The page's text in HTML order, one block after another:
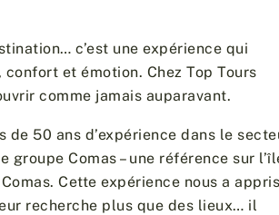
c’est une expérience qui
et émotion. Chez Top Tours
comme jamais auparavant.
de 50 ans d’expérience dans le
Comas – une référence sur
Cette expérience nous a appris
recherche plus que des lieux… il